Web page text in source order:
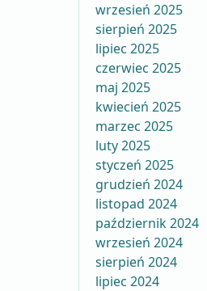
wrzesień 2025
sierpień 2025
lipiec 2025
czerwiec 2025
maj 2025
kwiecień 2025
marzec 2025
luty 2025
styczeń 2025
grudzień 2024
listopad 2024
październik 2024
wrzesień 2024
sierpień 2024
lipiec 2024